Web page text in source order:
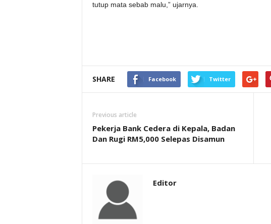
tutup mata sebab malu,” ujarnya.
SHARE Facebook Twitter
Previous article
Pekerja Bank Cedera di Kepala, Badan
Dan Rugi RM5,000 Selepas Disamun
Editor